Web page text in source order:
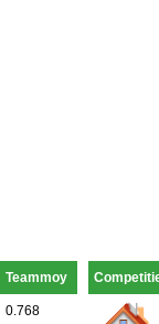
Teammoy
0.768